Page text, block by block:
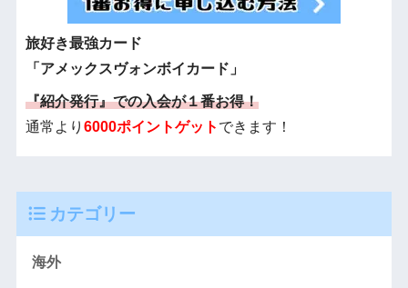
旅好き最強カード
「アメックスヴォンボイカード」
『紹介発行』での入会が１番お得！
通常より 6000ポイントゲット できます！
カテゴリー
海外